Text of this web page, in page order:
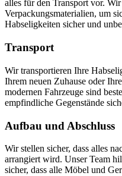
alles für den Transport vor.
Verpackungsmaterialien, um
Habseligkeiten sicher und
Transport
Wir transportieren Ihre
Ihrem neuen Zuhause oder
modernen Fahrzeuge sind
empfindliche Gegenstände
Aufbau und Abschluss
Wir stellen sicher, dass alles
arrangiert wird. Unser Team
sicher, dass alle Möbel und